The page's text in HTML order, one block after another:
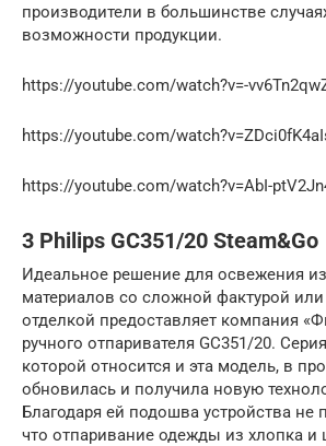
производители в большинстве
возможности продукции.
https://youtube.com/watch?v=-
https://youtube.com/
https://youtube.com/watch?v=AbI-
3 Philips GC351/20 Steam&Go
Идеальное решение для освежения
материалов со сложной фактурой
отделкой предоставляет компания
ручного отпаривателя GC351/20.
которой относится и эта модель, в
обновилась и получила новую
Благодаря ей подошва устройства не
что отпаривание одежды из хлопка и